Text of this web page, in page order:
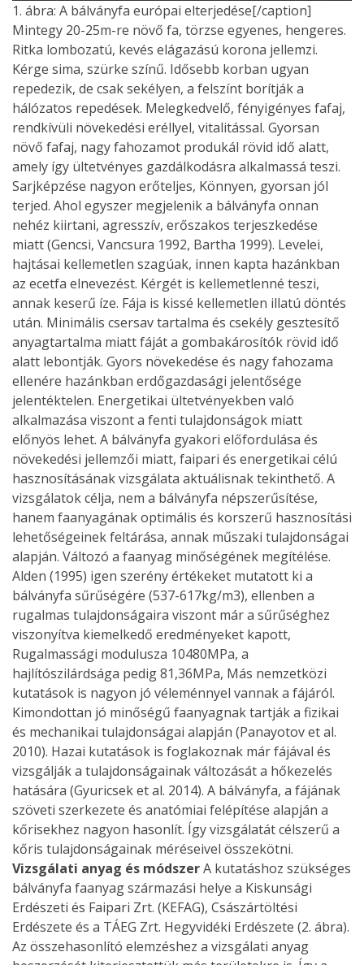
1. ábra: A bálványfa európai elterjedése[/caption]
Mintegy 20-25m-re növő fa, törzse egyenes, hengeres.
Ritka lombozatú, kevés elágazású korona jellemzi.
Kérge sima, szürke színű. Idősebb korban ugyan
repedezik, de csak sekélyen, a felszínt borítják a
hálózatos repedések. Melegkedvelő, fényigényes fafaj,
rendkívüli növekedési eréllyel, vitalitással. Gyorsan
növő fafaj, nagy fahozamot produkál rövid idő alatt,
amely így ültetvényes gazdálkodásra alkalmassá teszi.
Sarjképzése nagyon erőteljes, Könnyen, gyorsan jól
terjed. Ahol egyszer megjelenik a bálványfa onnan
nehéz kiirtani, agresszív, erőszakos terjeszkedése
miatt (Gencsi, Vancsura 1992, Bartha 1999). Levelei,
hajtásai kellemetlen szagúak, innen kapta hazánkban
az ecetfa elnevezést. Kérgét is kellemetlenné teszi,
annak keserű íze. Fája is kissé kellemetlen illatú döntés
után. Minimális csersav tartalma és csekély gesztesítő
anyagtartalma miatt fáját a gombakárosítók rövid idő
alatt lebontják. Gyors növekedése és nagy fahozama
ellenére hazánkban erdőgazdasági jelentősége
jelentéktelen. Energetikai ültetvényekben való
alkalmazása viszont a fenti tulajdonságok miatt
előnyös lehet. A bálványfa gyakori előfordulása és
növekedési jellemzői miatt, faipari és energetikai célú
hasznosításának vizsgálata aktuálisnak tekinthető. A
vizsgálatok célja, nem a bálványfa népszerűsítése,
hanem faanyagának optimális és korszerű hasznosítási
lehetőségeinek feltárása, annak műszaki tulajdonságai
alapján. Változó a faanyag minőségének megítélése.
Alden (1995) igen szerény értékeket mutatott ki a
bálványfa sűrűségére (537-617kg/m3), ellenben a
rugalmas tulajdonságaira viszont már a sűrűséghez
viszonyítva kiemelkedő eredményeket kapott,
Rugalmassági modulusza 10480MPa, a
hajlítószilárdsága pedig 81,36MPa, Más nemzetközi
kutatások is nagyon jó véleménnyel vannak a fájáról.
Kimondottan jó minőségű faanyagnak tartják a fizikai
és mechanikai tulajdonságai alapján (Panayotov et al.
2010). Hazai kutatások is foglakoznak már fájával és
vizsgálják a tulajdonságainak változását a hőkezelés
hatására (Gyuricsek et al. 2014). A bálványfa, a fájának
szöveti szerkezete és anatómiai felépítése alapján a
kőrisekhez nagyon hasonlít. Így vizsgálatát célszerű a
kőris tulajdonságainak méréseivel összekötni.
Vizsgálati anyag és módszerA kutatáshoz szükséges
bálványfa faanyag származási helye a Kiskunsági
Erdészeti és Faipari Zrt. (KEFAG), Császártöltési
Erdészete és a TÁEG Zrt. Hegyvidéki Erdészete (2. ábra).
Az összehasonlító elemzéshez a vizsgálati anyag